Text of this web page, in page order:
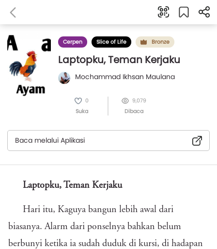
Cerpen Slice of Life Bronze
Laptopku, Teman Kerjaku
Mochammad Ikhsan Maulana
0
Suka
9,079
Dibaca
Baca melalui Aplikasi
Laptopku, Teman Kerjaku
Hari itu, Kaguya bangun lebih awal dari
biasanya. Alarm dari ponselnya bahkan belum
berbunyi ketika ia sudah duduk di kursi, di hadapan